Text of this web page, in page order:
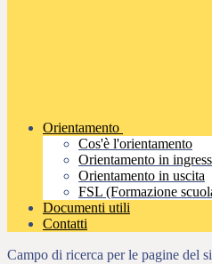
Orientamento
Cos'è l'orientamento
Orientamento in
Orientamento in uscita
FSL (Formazione
Documenti utili
Contatti
Campo di ricerca per le pagine del